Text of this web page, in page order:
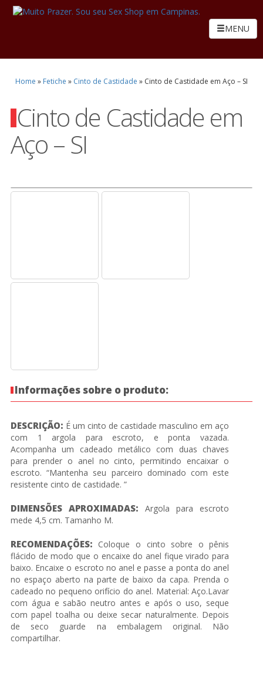
MENU
Home » Fetiche » Cinto de Castidade » Cinto de Castidade em Aço – SI
Cinto de Castidade em
Aço – SI
Informações sobre o produto:
DESCRIÇÃO: É um cinto de castidade masculino em aço
com 1 argola para escroto, e ponta vazada.
Acompanha um cadeado metálico com duas chaves
para prender o anel no cinto, permitindo encaixar o
escroto. “Mantenha seu parceiro dominado com este
resistente cinto de castidade. ”
DIMENSÕES APROXIMADAS: Argola para escroto
mede 4,5 cm. Tamanho M.
RECOMENDAÇÕES: Coloque o cinto sobre o pênis
flácido de modo que o encaixe do anel fique virado para
baixo. Encaixe o escroto no anel e passe a ponta do anel
no espaço aberto na parte de baixo da capa. Prenda o
cadeado no pequeno orifício do anel. Material: Aço.Lavar
com água e sabão neutro antes e após o uso, seque
com papel toalha ou deixe secar naturalmente. Depois
de seco guarde na embalagem original. Não
compartilhar.